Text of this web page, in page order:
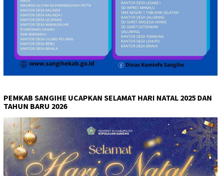
PEMKAB SANGIHE UCAPKAN SELAMAT HARI NATAL 2025 DAN
TAHUN BARU 2026